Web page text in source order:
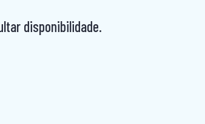
disponibilidade.